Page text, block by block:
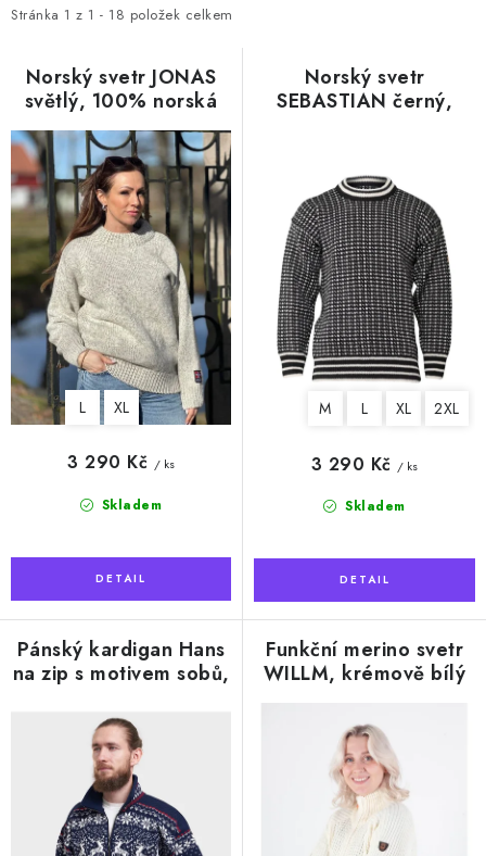
i
r
o
d
u
k
t
ů
Stránka 1 z 1 - 18 položek celkem
e
p
r
o
d
u
k
t
ů
Norský svetr JONAS
světlý, 100% norská
vlna
L XL
Skladem
3 290 Kč / ks
Norský svetr
SEBASTIAN černý,
M L XL 2XL
Skladem
3 290 Kč / ks
Pánský kardigan Hans
na zip s motivem sobů,
Funkční merino svetr
WILLM, krémově bílý